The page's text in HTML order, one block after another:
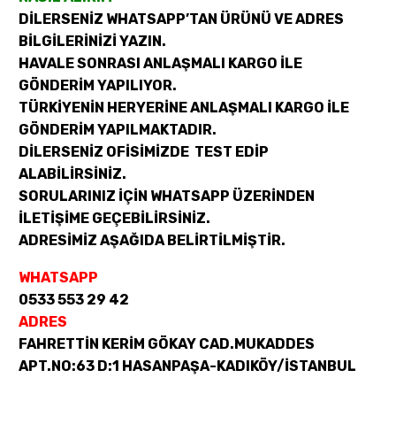
DİLERSENİZ WHATSAPP’TAN ÜRÜNÜ VE ADRES
BİLGİLERİNİZİ YAZIN.
HAVALE SONRASI ANLAŞMALI KARGO İLE
GÖNDERİM YAPILIYOR.
TÜRKİYENİN HERYERİNE ANLAŞMALI KARGO İLE
GÖNDERİM YAPILMAKTADIR.
DİLERSENİZ OFİSİMİZDE TEST EDİP
ALABİLİRSİNİZ.
SORULARINIZ İÇİN WHATSAPP ÜZERİNDEN
İLETİŞİME GEÇEBİLİRSİNİZ.
ADRESİMİZ AŞAĞIDA BELİRTİLMİŞTİR.
WHATSAPP
0533 553 29 42
ADRES
FAHRETTİN KERİM GÖKAY CAD.MUKADDES
APT.NO:63 D:1 HASANPAŞA-KADIKÖY/İSTANBUL